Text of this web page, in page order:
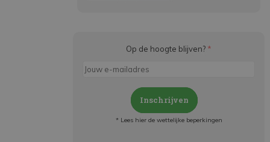
Op de hoogte blijven? *
Inschrijven
* Lees hier de wettelijke beperkingen